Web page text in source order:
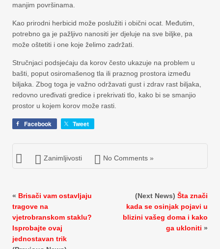
manjim površinama.
Kao prirodni herbicid može poslužiti i obični ocat. Međutim,
potrebno ga je pažljivo nanositi jer djeluje na sve biljke, pa
može oštetiti i one koje želimo zadržati.
Stručnjaci podsjećaju da korov često ukazuje na problem u
bašti, poput osiromašenog tla ili praznog prostora između
biljaka. Zbog toga je važno održavati gust i zdrav rast biljaka,
redovno uređivati gredice i prekrivati tlo, kako bi se smanjio
prostor u kojem korov može rasti.
Facebook Tweet
Zanimljivosti No Comments »
« Brisači vam ostavljaju
tragove na
vjetrobranskom staklu?
Isprobajte ovaj
jednostavan trik
(Next News) Šta znači
kada se osinjak pojavi u
blizini vašeg doma i kako
ga ukloniti »